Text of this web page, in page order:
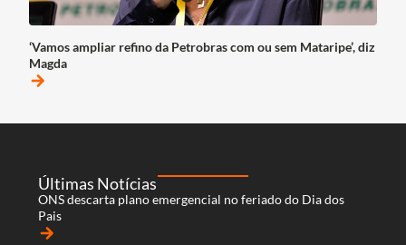
‘Vamos ampliar refino da Petrobras com ou sem Mataripe’, diz
Magda
arrow_forward
Últimas Notícias
ONS descarta plano emergencial no feriado do Dia dos
Pais
arrow_forward